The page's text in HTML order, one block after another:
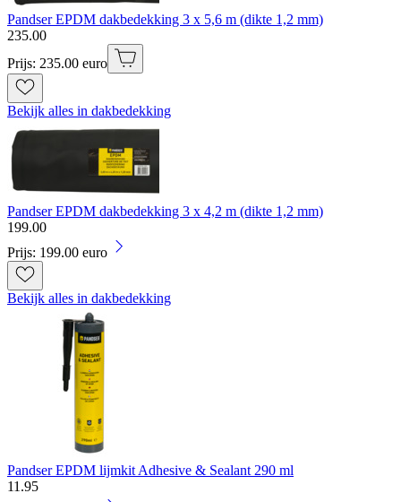
Pandser EPDM dakbedekking 3 x 5,6 m (dikte 1,2 mm)
235.00
Prijs: 235.00 euro
Bekijk alles in dakbedekking
Pandser EPDM dakbedekking 3 x 4,2 m (dikte 1,2 mm)
199.00
Prijs: 199.00 euro
Bekijk alles in dakbedekking
Pandser EPDM lijmkit Adhesive & Sealant 290 ml
11 .95